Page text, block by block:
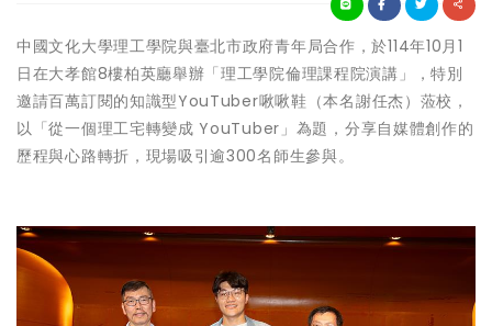
中國文化大學理工學院與臺北市政府青年局合作，於114年10月1
日在大孝館8樓柏英廳舉辦「理工學院倫理課程院演講」，特別
邀請百萬訂閱的知識型YouTuber啾啾鞋（本名謝任杰）蒞校，
以「從一個理工宅轉變成 YouTuber」為題，分享自媒體創作的
歷程與心路轉折，現場吸引逾300名師生參與。